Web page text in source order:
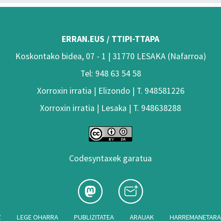
ERRAN.EUS / TTIPI-TTAPA
Koskontako bidea, 07 - 1 | 31770 LESAKA (Nafarroa)
Tel: 948 63 54 58
Xorroxin irratia | Elizondo | T. 948581226
Xorroxin irratia | Lesaka | T. 948638288
Codesyntaxek garatua
LEGE OHARRA PUBLIZITATEA ARAUAK